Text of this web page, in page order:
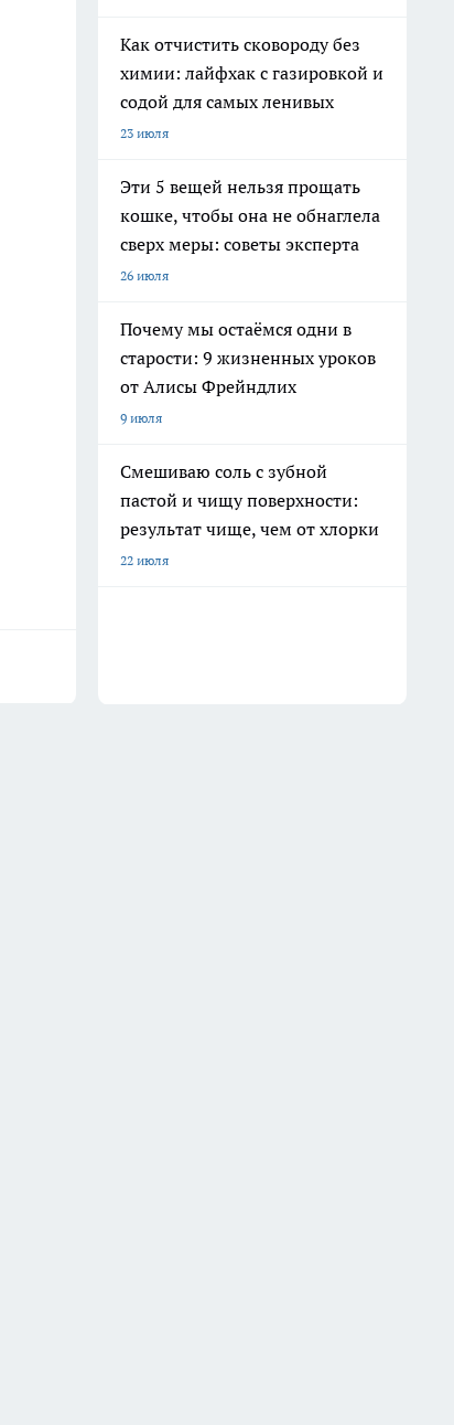
Как отчистить сковороду без
химии: лайфхак с газировкой и
содой для самых ленивых
23 июля
Эти 5 вещей нельзя прощать
кошке, чтобы она не обнаглела
сверх меры: советы эксперта
26 июля
Почему мы остаёмся одни в
старости: 9 жизненных уроков
от Алисы Фрейндлих
9 июля
Смешиваю соль с зубной
пастой и чищу поверхности:
результат чище, чем от хлорки
22 июля